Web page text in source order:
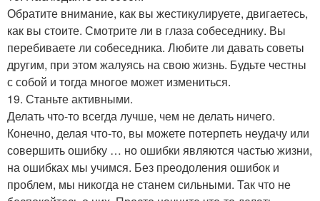
Обратите внимание, как вы жестикулируете, двигаетесь,
как вы стоите. Смотрите ли в глаза собеседнику. Вы
перебиваете ли собеседника. Любите ли давать советы
другим, при этом жалуясь на свою жизнь. Будьте честны
с собой и тогда многое может измениться.
19. Станьте активными.
Делать что-то всегда лучше, чем не делать ничего.
Конечно, делая что-то, вы можете потерпеть неудачу или
совершить ошибку … но ошибки являются частью жизни,
на ошибках мы учимся. Без преодоления ошибок и
проблем, мы никогда не станем сильными. Так что не